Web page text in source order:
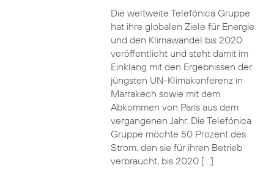
Die weltweite Telefónica Gruppe
hat ihre globalen Ziele für Energie
und den Klimawandel bis 2020
veröffentlicht und steht damit im
Einklang mit den Ergebnissen der
jüngsten UN-Klimakonferenz in
Marrakech sowie mit dem
Abkommen von Paris aus dem
vergangenen Jahr. Die Telefónica
Gruppe möchte 50 Prozent des
Strom, den sie für ihren Betrieb
verbraucht, bis 2020 […]